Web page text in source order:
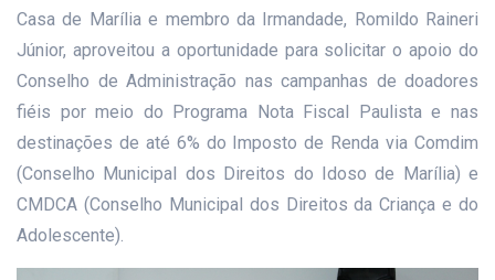
Casa de Marília e membro da Irmandade, Romildo Raineri
Júnior, aproveitou a oportunidade para solicitar o apoio do
Conselho de Administração nas campanhas de doadores
fiéis por meio do Programa Nota Fiscal Paulista e nas
destinações de até 6% do Imposto de Renda via Comdim
(Conselho Municipal dos Direitos do Idoso de Marília) e
CMDCA (Conselho Municipal dos Direitos da Criança e do
Adolescente).